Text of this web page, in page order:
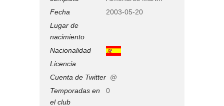
Fecha
2003-05-20
Lugar de
nacimiento
Nacionalidad
Licencia
Cuenta de Twitter @
Temporadas en
el club
0